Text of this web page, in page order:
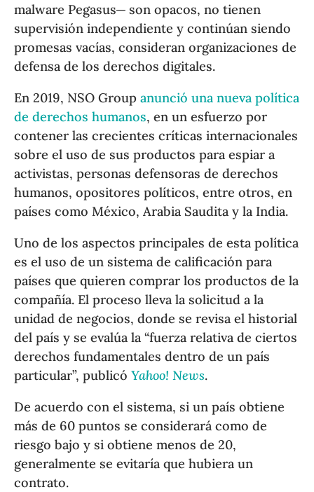
malware Pegasus─ son opacos, no tienen
supervisión independiente y continúan siendo
promesas vacías, consideran organizaciones de
defensa de los derechos digitales.
En 2019, NSO Groupanunció una nueva política
de derechos humanos, en un esfuerzo por
contener las crecientes críticas internacionales
sobre el uso de sus productos para espiar a
activistas, personas defensoras de derechos
humanos, opositores políticos, entre otros, en
países como México, Arabia Saudita y la India.
Uno de los aspectos principales de esta política
es el uso de un sistema de calificación para
países que quieren comprar los productos de la
compañía. El proceso lleva la solicitud a la
unidad de negocios, donde se revisa el historial
del país y se evalúa la “fuerza relativa de ciertos
derechos fundamentales dentro de un país
particular”, publicóYahoo! News.
De acuerdo con el sistema, si un país obtiene
más de 60 puntos se considerará como de
riesgo bajo y si obtiene menos de 20,
generalmente se evitaría que hubiera un
contrato.